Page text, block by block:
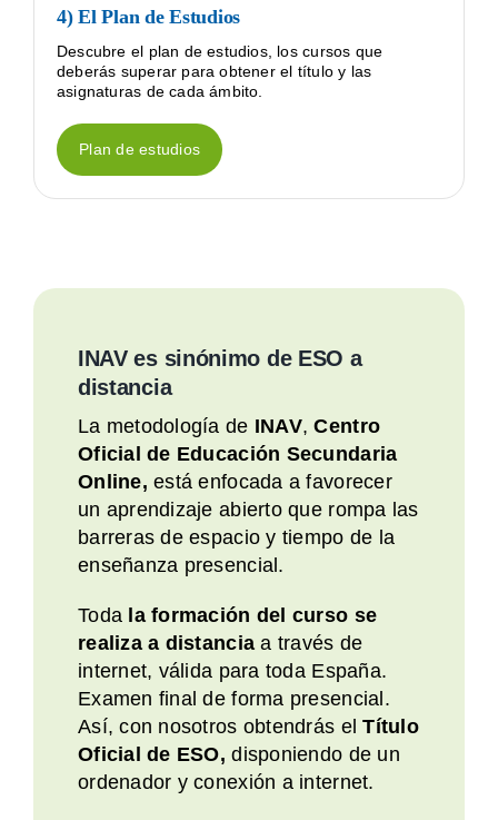
4) El Plan de Estudios
Descubre el plan de estudios, los cursos que
deberás superar para obtener el título y las
asignaturas de cada ámbito.
Plan de estudios
INAV es sinónimo de ESO a
distancia
La metodología de INAV,Centro
Oficial de Educación Secundaria
Online, está enfocada a favorecer
un aprendizaje abierto que rompa las
barreras de espacio y tiempo de la
enseñanza presencial.
Toda la formación del curso se
realiza a distancia a través de
internet, válida para toda España.
Examen final de forma presencial.
Así, con nosotros obtendrás elTítulo
Oficial de ESO, disponiendo de un
ordenador y conexión a internet.